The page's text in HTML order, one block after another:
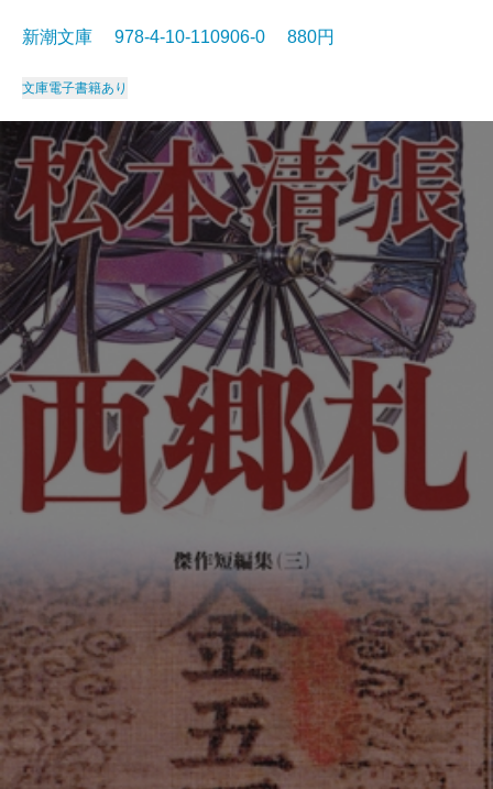
新潮文庫 978-4-10-110906-0 880円
文庫電子書籍あり